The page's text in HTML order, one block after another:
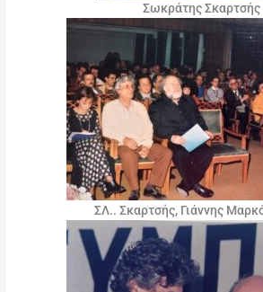
Σωκράτης Σκαρτσής
ΣΛ.. Σκαρτσής, Γιάννης